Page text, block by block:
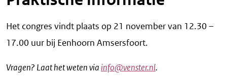
Het congres vindt plaats op 21 november van 12.30 –
17.00 uur bij Eenhoorn Amsersfoort.
Vragen? Laat het weten via info@venster.nl.